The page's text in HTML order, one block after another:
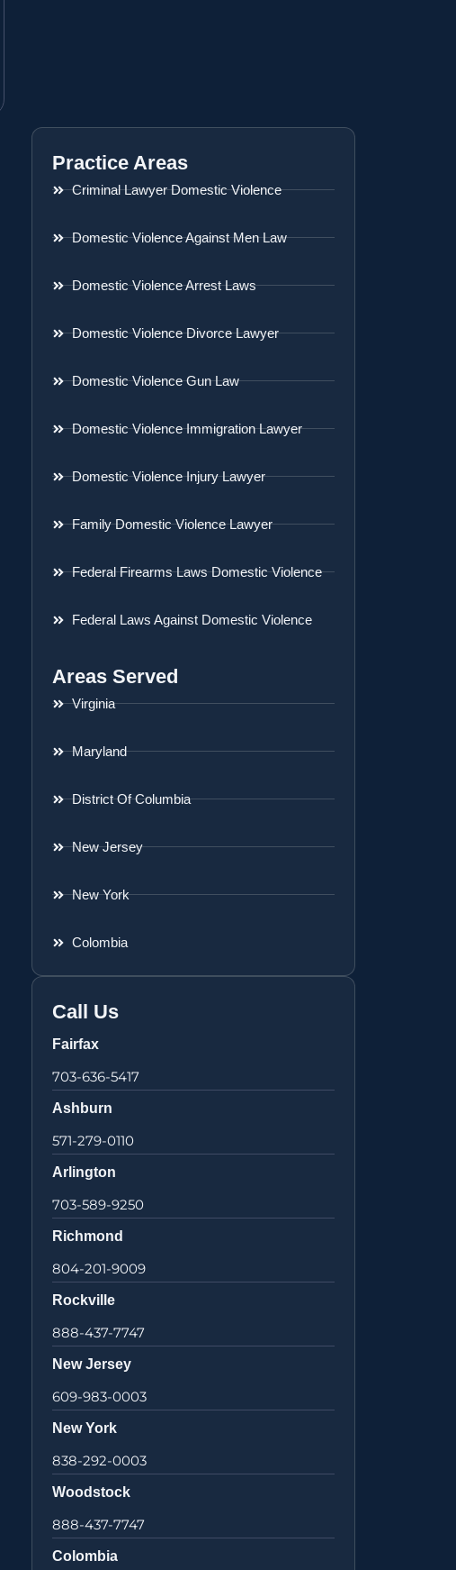
Practice Areas
Criminal Lawyer Domestic Violence
Domestic Violence Against Men Law
Domestic Violence Arrest Laws
Domestic Violence Divorce Lawyer
Domestic Violence Gun Law
Domestic Violence Immigration Lawyer
Domestic Violence Injury Lawyer
Family Domestic Violence Lawyer
Federal Firearms Laws Domestic Violence
Federal Laws Against Domestic Violence
Areas Served
Virginia
Maryland
District Of Columbia
New Jersey
New York
Colombia
Call Us
Fairfax
703-636-5417
Ashburn
571-279-0110
Arlington
703-589-9250
Richmond
804-201-9009
Rockville
888-437-7747
New Jersey
609-983-0003
New York
838-292-0003
Woodstock
888-437-7747
Colombia